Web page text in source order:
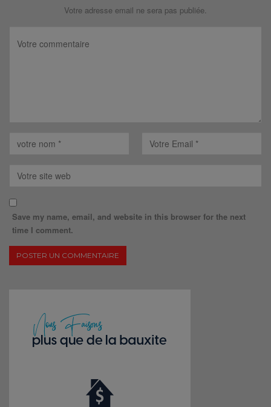
Votre adresse email ne sera pas publiée.
Save my name, email, and website in this browser for the next
time I comment.